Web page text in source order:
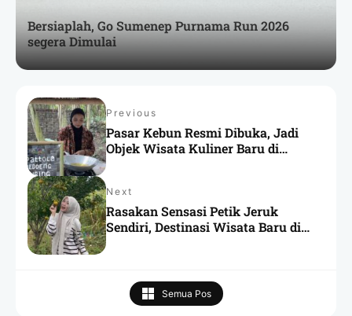
Bersiaplah, Go Sumenep Purnama Run 2026
segera Dimulai
Previous
Pasar Kebun Resmi Dibuka, Jadi
Objek Wisata Kuliner Baru di
Semua Pos
Next
Rasakan Sensasi Petik Jeruk
Sendiri, Destinasi Wisata Baru di